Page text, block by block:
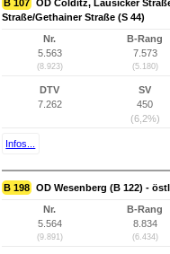
B 107 OD Colditz, Lausicker
Straße/Gethainer Straße (S 44)
Nr.
5.563
(8.923)
B-Rang
7.573
(5.180)
DTV
7.262
SV
450
(6,2%)
Infos...
B 198 OD Wesenberg (B 122) -
Nr.
5.564
(9.891)
B-Rang
8.834
(6.434)